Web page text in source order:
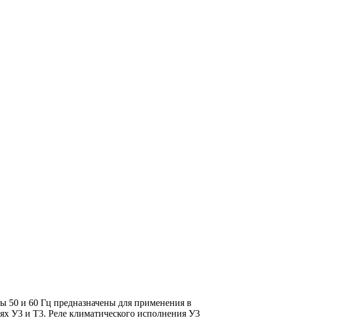
50 и 60 Гц предназначены для применения в
У3 и Т3. Реле климатического исполнения У3